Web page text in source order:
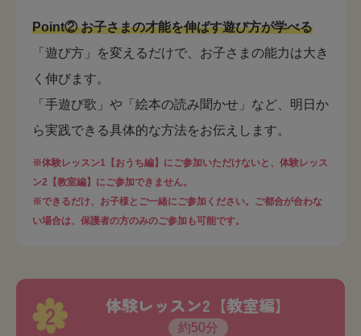
Point② お子さまの才能を伸ばす遊び方が学べる
「遊び方」を変えるだけで、お子さまの能力は大き
く伸びます。
「手遊び歌」や「絵本の読み聞かせ」など、明日か
ら実践できる具体的な方法をお伝えします。
※体験レッスン1【おうち編】にご参加いただけないと、体験レッス
ン2【教室編】にご参加できません。
※できるだけ、お子様とご一緒にご参加ください。ご都合が合わな
い場合は、保護者の方のみのご参加も可能です。
2 体験レッスン2【教室編】
約50分